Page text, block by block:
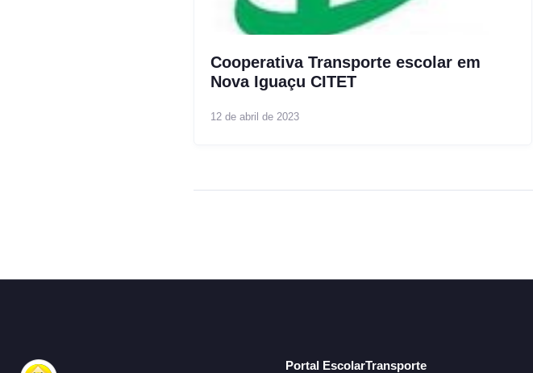
Cooperativa Transporte escolar em
Nova Iguaçu CITET
12 de abril de 2023
Portal EscolarTransporte